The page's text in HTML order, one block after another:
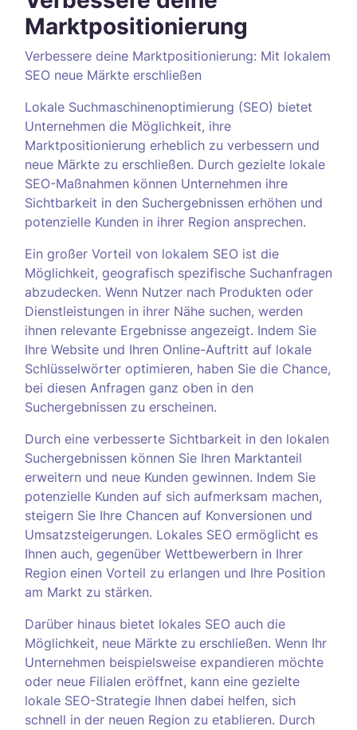
Marktpositionierung
Verbessere deine Marktpositionierung: Mit lokalem
SEO neue Märkte erschließen
Lokale Suchmaschinenoptimierung (SEO) bietet
Unternehmen die Möglichkeit, ihre
Marktpositionierung erheblich zu verbessern und
neue Märkte zu erschließen. Durch gezielte lokale
SEO-Maßnahmen können Unternehmen ihre
Sichtbarkeit in den Suchergebnissen erhöhen und
potenzielle Kunden in ihrer Region ansprechen.
Ein großer Vorteil von lokalem SEO ist die
Möglichkeit, geografisch spezifische Suchanfragen
abzudecken. Wenn Nutzer nach Produkten oder
Dienstleistungen in ihrer Nähe suchen, werden
ihnen relevante Ergebnisse angezeigt. Indem Sie
Ihre Website und Ihren Online-Auftritt auf lokale
Schlüsselwörter optimieren, haben Sie die Chance,
bei diesen Anfragen ganz oben in den
Suchergebnissen zu erscheinen.
Durch eine verbesserte Sichtbarkeit in den lokalen
Suchergebnissen können Sie Ihren Marktanteil
erweitern und neue Kunden gewinnen. Indem Sie
potenzielle Kunden auf sich aufmerksam machen,
steigern Sie Ihre Chancen auf Konversionen und
Umsatzsteigerungen. Lokales SEO ermöglicht es
Ihnen auch, gegenüber Wettbewerbern in Ihrer
Region einen Vorteil zu erlangen und Ihre Position
am Markt zu stärken.
Darüber hinaus bietet lokales SEO auch die
Möglichkeit, neue Märkte zu erschließen. Wenn Ihr
Unternehmen beispielsweise expandieren möchte
oder neue Filialen eröffnet, kann eine gezielte
lokale SEO-Strategie Ihnen dabei helfen, sich
schnell in der neuen Region zu etablieren. Durch